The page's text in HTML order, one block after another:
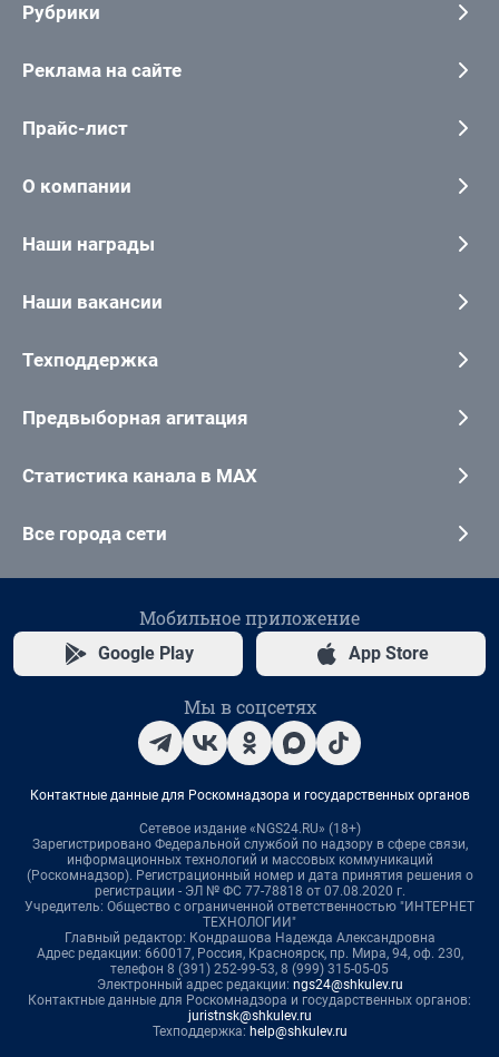
Рубрики
Реклама на сайте
Прайс-лист
О компании
Наши награды
Наши вакансии
Техподдержка
Предвыборная агитация
Статистика канала в MAX
Все города сети
Мобильное приложение
Google Play App Store
Мы в соцсетях
Контактные данные для Роскомнадзора и государственных органов
Сетевое издание «NGS24.RU» (18+)
Зарегистрировано Федеральной службой по надзору в сфере связи,
информационных технологий и массовых коммуникаций
(Роскомнадзор). Регистрационный номер и дата принятия решения о
регистрации - ЭЛ № ФС 77-78818 от 07.08.2020 г.
Учредитель: Общество с ограниченной ответственностью "ИНТЕРНЕТ
ТЕХНОЛОГИИ"
Главный редактор: Кондрашова Надежда Александровна
Адрес редакции: 660017, Россия, Красноярск, пр. Мира, 94, оф. 230,
телефон 8 (391) 252-99-53, 8 (999) 315-05-05
Электронный адрес редакции: ngs24@shkulev.ru
Контактные данные для Роскомнадзора и государственных органов:
juristnsk@shkulev.ru
Техподдержка: help@shkulev.ru